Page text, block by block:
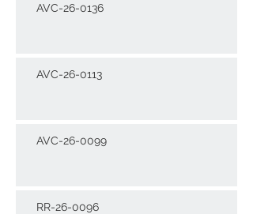
AVC-26-0136
AVC-26-0113
AVC-26-0099
RR-26-0096